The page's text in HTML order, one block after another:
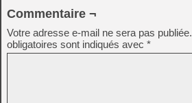
Commentaire ¬
Votre adresse e-mail ne sera pas publiée.
obligatoires sont indiqués avec *